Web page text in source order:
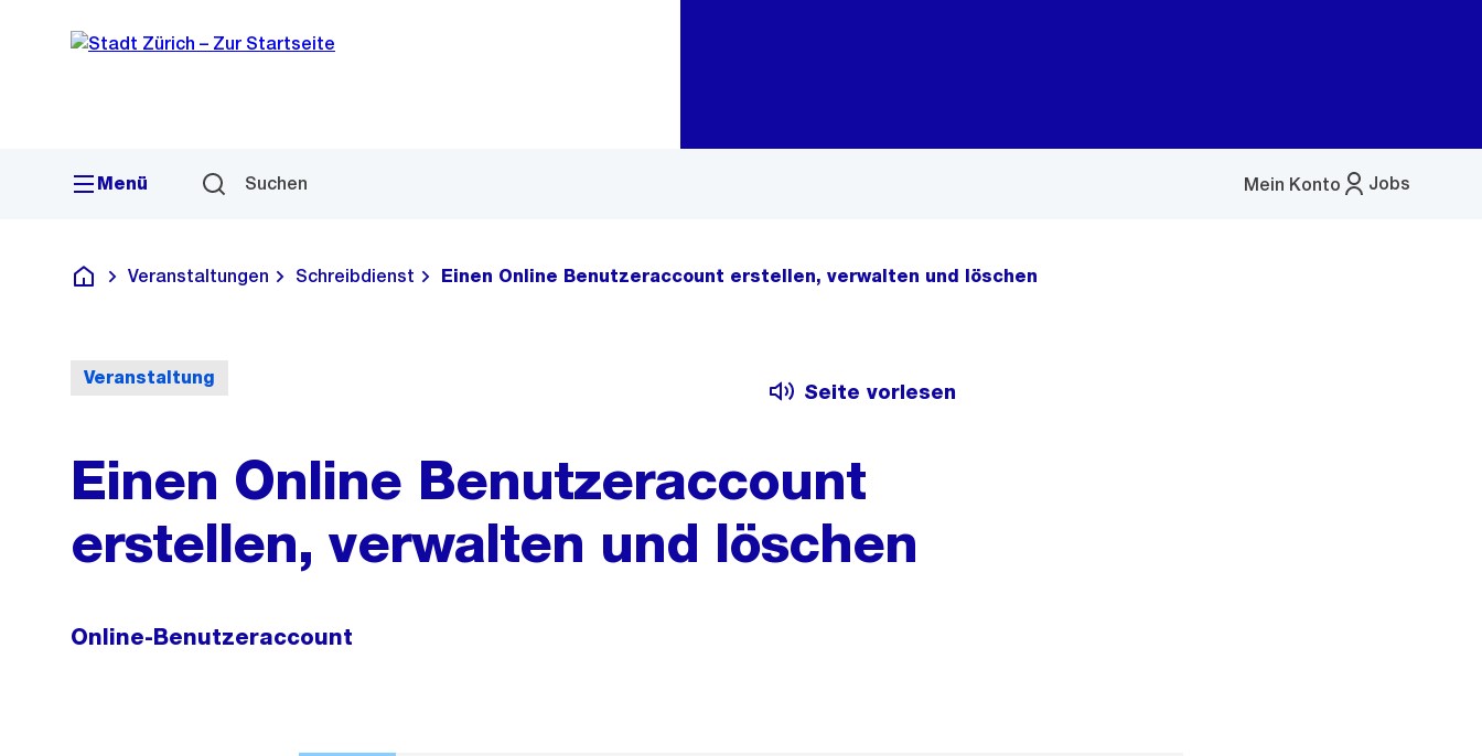
Navigation
Sprunglink
Menü Suchen Jobs
Mein Konto
Menü
Deutsch
Veranstaltungen Schreibdienst Einen Online Benutzeraccount erstellen, verwalten und löschen
Veranstaltung
Seite vorlesen
Einen Online Benutzeraccount
erstellen, verwalten und löschen
Online-Benutzeraccount